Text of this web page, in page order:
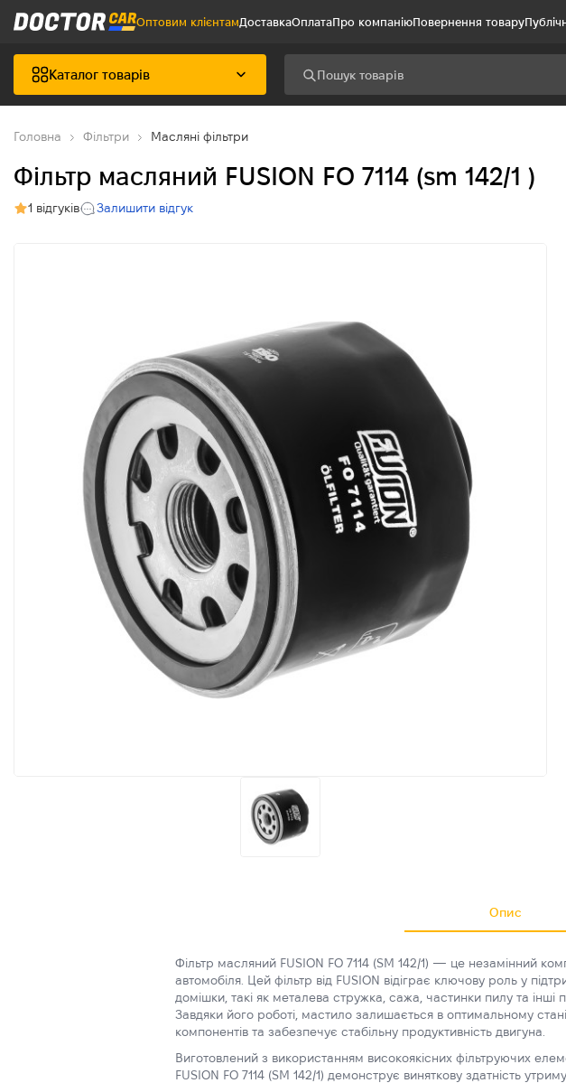
Оптовим клієнтамДоставкаОплатаПро компаніюПовернення товару
Каталог товарів
Головна Фільтри Масляні фільтри
Фільтр масляний FUSION FO 7114 (sm 142/1 )
1 відгуків Залишити відгук
Опис
Фільтр масляний FUSION FO 7114 (SM 142/1) — це незамінний
автомобіля. Цей фільтр від FUSION відіграє ключову роль у
домішки, такі як металева стружка, сажа, частинки пилу та
Завдяки його роботі, мастило залишається в оптимальному
компонентів та забезпечує стабільну продуктивність двигуна.
Виготовлений з використанням високоякісних фільтруючих
FUSION FO 7114 (SM 142/1) демонструє виняткову здатність